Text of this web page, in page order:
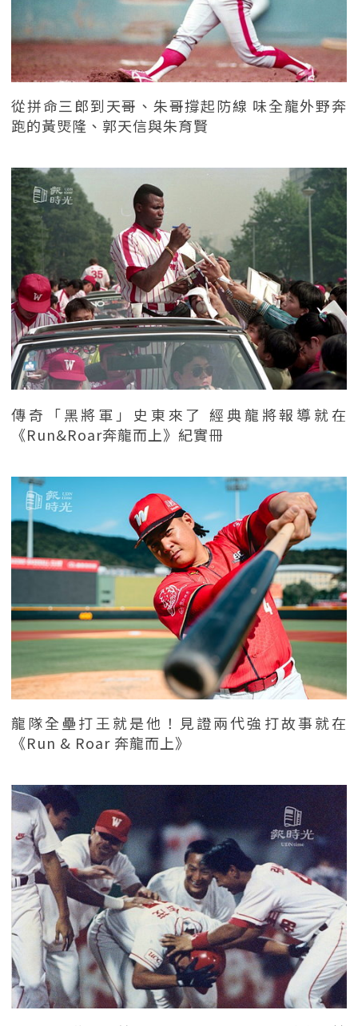
從拼命三郎到天哥、朱哥撐起防線 味全龍外野奔
跑的黃煚隆、郭天信與朱育賢
傳奇「黑將軍」史東來了 經典龍將報導就在
《Run&Roar奔龍而上》紀實冊
龍隊全壘打王就是他！見證兩代強打故事就在
《Run & Roar 奔龍而上》